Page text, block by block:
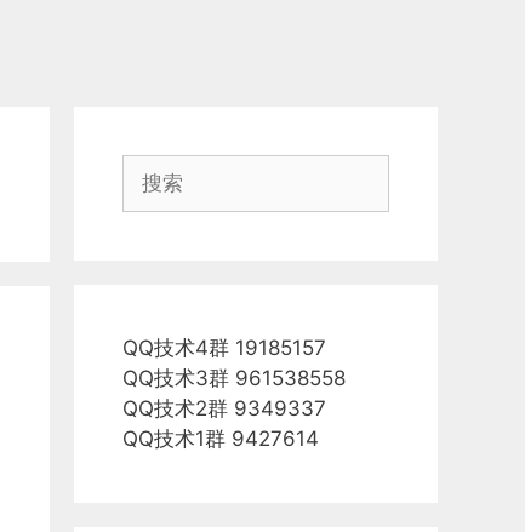
QQ技术4群 19185157
QQ技术3群 961538558
QQ技术2群 9349337
QQ技术1群 9427614